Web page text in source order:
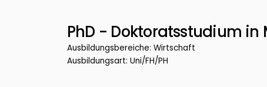
PhD - Doktoratsstudium
Ausbildungsbereiche: Wirtschaft
Ausbildungsart: Uni/FH/PH